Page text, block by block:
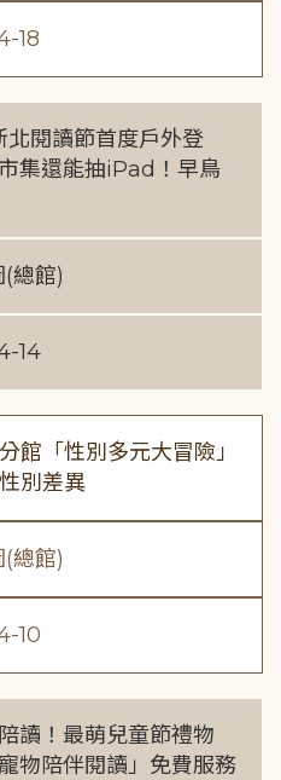
18
北閱讀節首度戶外登
集還能抽iPad！早鳥
總館)
14
館「性別多元大冒險」
別差異
總館)
10
讀！最萌兒童節禮物
物陪伴閱讀」免費服務